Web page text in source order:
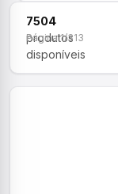
7504
produtos
disponíveis
Página 1/313